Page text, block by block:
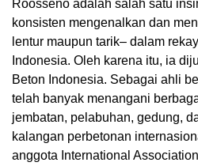
Roosseno adalah salah satu
konsisten mengenalkan dan
lentur maupun tarik– dalam
Indonesia. Oleh karena itu, ia
Beton Indonesia. Sebagai ahli
telah banyak menangani
jembatan, pelabuhan, gedung,
kalangan perbetonan
anggota International